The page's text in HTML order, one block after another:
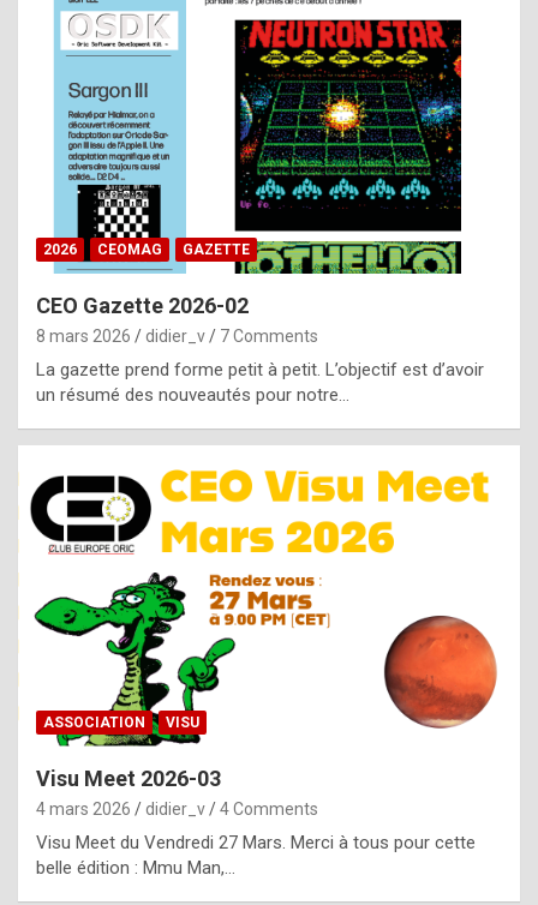
m
m
a
y
b
e
b
y
g
e
n
u
i
n
e
R
o
p
l
2026 CEOMAG GAZETTE
CEO Gazette 2026-02
8 mars 2026 didier_v 7 Comments
La gazette prend forme petit à petit. L’objectif est d’avoir
un résumé des nouveautés pour notre…
ASSOCIATION VISU
Visu Meet 2026-03
4 mars 2026 didier_v 4 Comments
Visu Meet du Vendredi 27 Mars. Merci à tous pour cette
belle édition : Mmu Man,…